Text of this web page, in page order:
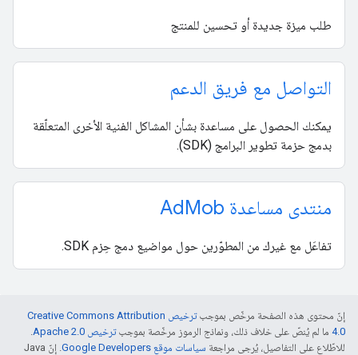
طلب ميزة جديدة أو تحسين للمنتج
التواصل مع فريق الدعم
يمكنك الحصول على مساعدة بشأن المشاكل الفنية الأخرى المتعلّقة
بدمج حزمة تطوير البرامج (SDK).
منتدى مساعدة Ad Mob
تفاعَل مع غيرك من المطوّرين حول مواضيع دمج حِزم SDK.
إنّ محتوى هذه الصفحة مرخّص بموجب
ترخيص Creative Commons Attribution
4.0‏ ما لم يُنصّ على خلاف ذلك، ونماذج الرموز مرخّصة بموجبترخيص Apache 2.0‏
.
للاطّلاع على التفاصيل، يُرجى مراجعة سياسات موقع Google Developers‏
. إنّ Java